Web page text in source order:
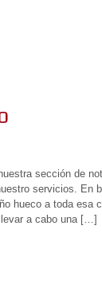
sección de
servicios. En
hueco a toda esa
a cabo una […]